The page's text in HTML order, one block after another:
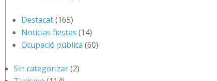
Destacat(165)
Noticias fiestas (14)
Ocupació pública (60)
Sin categorizar(2)